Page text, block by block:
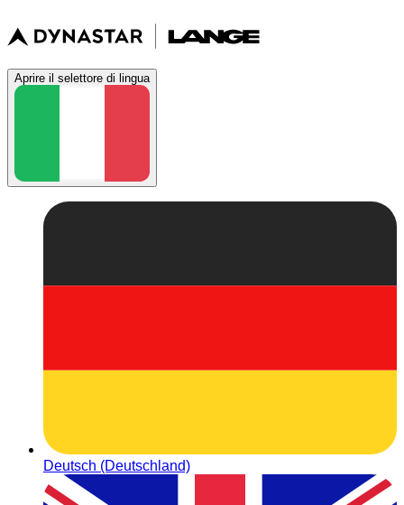
Aprire il selettore di lingua
Deutsch (Deutschland)